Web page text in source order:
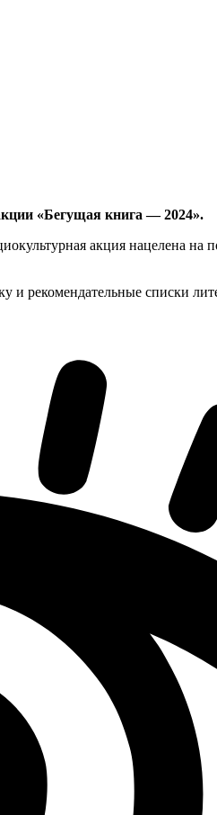
«Бегущая книга — 2024».
акция нацелена на
и рекомендательные списки